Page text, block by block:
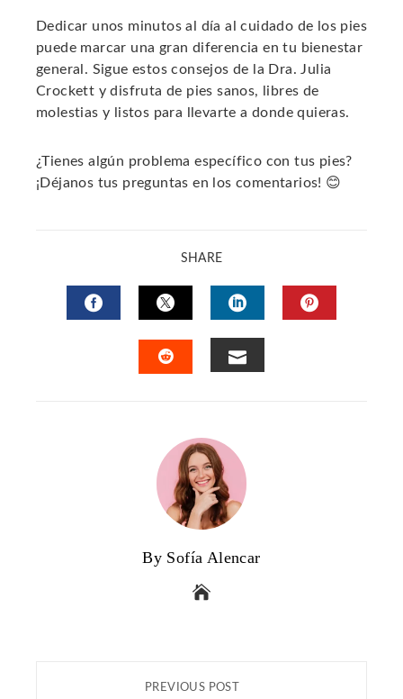
Dedicar unos minutos al día al cuidado de los pies
puede marcar una gran diferencia en tu bienestar
general. Sigue estos consejos de la Dra. Julia
Crockett y disfruta de pies sanos, libres de
molestias y listos para llevarte a donde quieras.
¿Tienes algún problema específico con tus pies?
¡Déjanos tus preguntas en los comentarios! 😊
SHARE
FACEBOOKTWITTERLINKEDIN
By Sofía Alencar
PREVIOUS POST